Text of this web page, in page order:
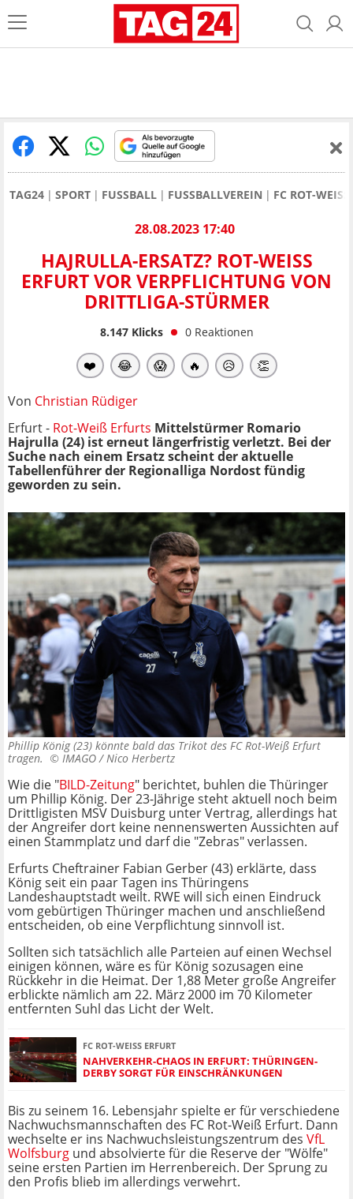
TAG24 SPORT FUSSBALL FUSSBALLVEREIN FC ROT-
28.08.2023 17:40
HAJRULLA-ERSATZ? ROT-WEISS E
RFURT VOR VERPFLICHTUNG VON D
RITTLIGA-STÜRMER
8.147Klicks 0 Reaktionen
❤️ 😂 😱 🔥 😥 👏
Von Christian Rüdiger
Erfurt - Rot-Weiß Erfurts Mittelstürmer Romario
Hajrulla (24) ist erneut längerfristig verletzt. Bei der
Suche nach einem Ersatz scheint der aktuelle
Tabellenführer der Regionalliga Nordost fündig
geworden zu sein.
Phillip König (23) könnte bald das Trikot des FC Rot-Weiß Erfurt
tragen. © IMAGO / Nico Herbertz
Wie die "BILD-Zeitung" berichtet, buhlen die Thüringer
um Phillip König. Der 23-Jährige steht aktuell noch beim
Drittligisten MSV Duisburg unter Vertrag, allerdings hat
der Angreifer dort keine nennenswerten Aussichten auf
einen Stammplatz und darf die "Zebras" verlassen.
Erfurts Cheftrainer Fabian Gerber (43) erklärte, dass
König seit ein paar Tagen ins Thüringens
Landeshauptstadt weilt. RWE will sich einen Eindruck
vom gebürtigen Thüringer machen und anschließend
entscheiden, ob eine Verpflichtung sinnvoll ist.
Sollten sich tatsächlich alle Parteien auf einen Wechsel
einigen können, wäre es für König sozusagen eine
Rückkehr in die Heimat. Der 1,88 Meter große Angreifer
erblickte nämlich am 22. März 2000 im 70 Kilometer
entfernten Suhl das Licht der Welt.
FC ROT-WEISS ERFURT
NAHVERKEHR-CHAOS IN ERFURT: THÜRINGEN-
DERBY SORGT FÜR EINSCHRÄNKUNGEN
Bis zu seinem 16. Lebensjahr spielte er für verschiedene
Nachwuchsmannschaften des FC Rot-Weiß Erfurt. Dann
wechselte er ins Nachwuchsleistungszentrum des VfL
Wolfsburg und absolvierte für die Reserve der "Wölfe"
seine ersten Partien im Herrenbereich. Der Sprung zu
den Profis blieb im allerdings verwehrt.